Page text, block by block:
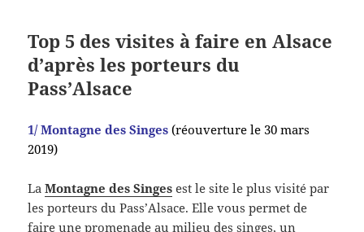
Top 5 des visites à faire en Alsace
d’après les porteurs du
Pass’Alsace
1/ Montagne des Singes(réouverture le 30 mars
2019)
LaMontagne des Singes est le site le plus visité par
les porteurs du Pass’Alsace. Elle vous permet de
faire une promenade au milieu des singes, un